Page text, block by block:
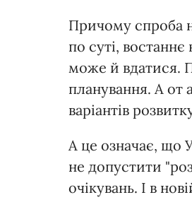
Причому спроба
по суті,
може й вдатися.
планування. А от
варіантів
А це означає, що
не допустити
очікувань. І в